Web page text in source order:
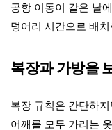
공항 이동이 같은 날
덩어리 시간으로 배치
복장과 가방을
복장 규칙은 간단하
어깨를 모두 가리는